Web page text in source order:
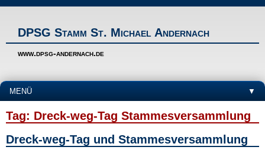
DPSG Stamm St. Michael Andernach
www.dpsg-andernach.de
MENÜ ▼
Tag: Dreck-weg-Tag Stammesversammlung
Dreck-weg-Tag und Stammesversammlung